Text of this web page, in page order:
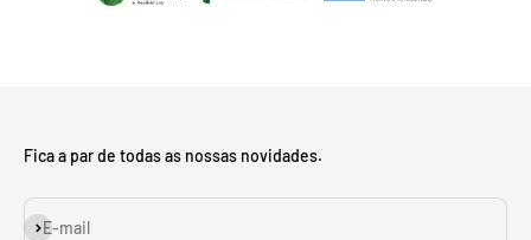
Fica a par de todas as nossas novidades.
E-mail
Assinar